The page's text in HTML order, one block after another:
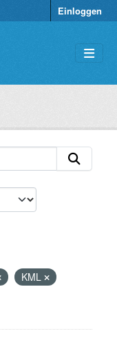
Einloggen
KML